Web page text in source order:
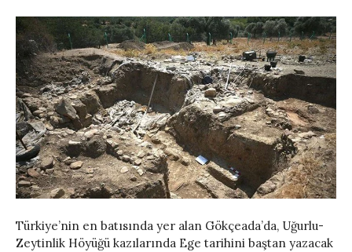
Türkiye’nin en batısında yer alan Gökçeada’da, Uğurlu-
Zeytinlik Höyüğü kazılarında Ege tarihini baştan yazacak